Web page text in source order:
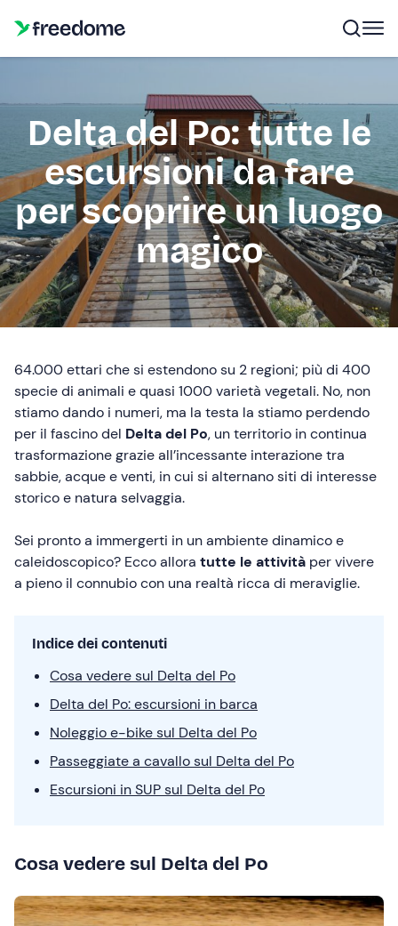
Delta del Po: tutte le
escursioni da fare
per scoprire un luogo
magico
64.000 ettari che si estendono su 2 regioni; più di 400
specie di animali e quasi 1000 varietà vegetali. No, non
stiamo dando i numeri, ma la testa la stiamo perdendo
per il fascino del Delta del Po, un territorio in continua
trasformazione grazie all’incessante interazione tra
sabbie, acque e venti, in cui si alternano siti di interesse
storico e natura selvaggia.
Sei pronto a immergerti in un ambiente dinamico e
caleidoscopico? Ecco allora tutte le attività per vivere
a pieno il connubio con una realtà ricca di meraviglie.
Indice dei contenuti
Cosa vedere sul Delta del Po
Delta del Po: escursioni in barca
Noleggio e-bike sul Delta del Po
Passeggiate a cavallo sul Delta del Po
Escursioni in SUP sul Delta del Po
Cosa vedere sul Delta del Po